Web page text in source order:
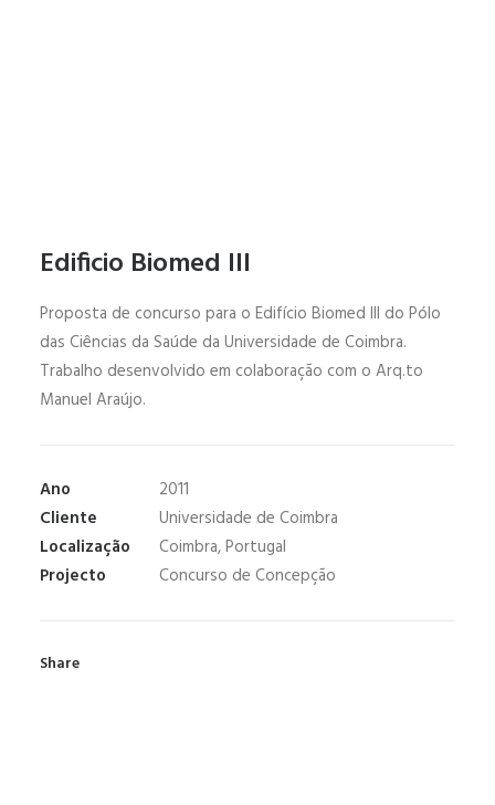
Edificio Biomed III
Proposta de concurso para o Edifício Biomed III do Pólo
das Ciências da Saúde da Universidade de Coimbra.
Trabalho desenvolvido em colaboração com o Arq.to
Manuel Araújo.
Ano
2011
Cliente
Universidade de Coimbra
Localização
Coimbra, Portugal
Projecto
Concurso de Concepção
Share